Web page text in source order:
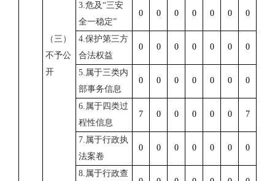
（三）
不予公
开
3.危及“三安
全一稳定”
0 0 0 0 0 0 0
4.保护第三方
合法权益
0 0 0 0 0 0 0
5. 属于三类内
部事务信息
0 0 0 0 0 0 0
6. 属于四类过
程性信息
7 0 0 0 0 0 7
7. 属于行政执
法案卷
0 0 0 0 0 0 0
8. 属于行政查